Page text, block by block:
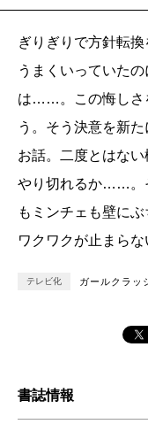
ぎりぎりで方針転
うまくいっていた
は……。この悔しさ
う。そう決意を新
お話。二度とはな
やり切れるか……。
もミンチェも壁に
ワクワクが止まらな
テレビ化 ガールクラッ
書誌情報